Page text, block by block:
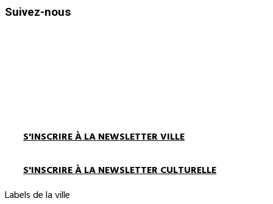
Suivez-nous
S'INSCRIRE À LA NEWSLETTER VILLE
S'INSCRIRE À LA NEWSLETTER CULTURELLE
Labels de la ville